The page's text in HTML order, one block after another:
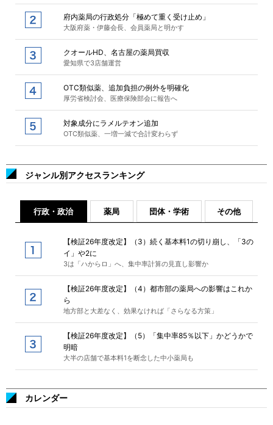
府内薬局の行政処分「極めて重く受け止め」
大阪府薬・伊藤会長、会員薬局と明かす
クオールHD、名古屋の薬局買収
愛知県で3店舗運営
OTC類似薬、追加負担の例外を明確化
厚労省検討会、医療保険部会に報告へ
対象成分にラメルテオン追加
OTC類似薬、一増一減で合計変わらず
ジャンル別アクセスランキング
行政・政治 薬局 団体・学術 その他
【検証26年度改定】（3）続く基本料1の切り崩し、「3の
イ」や2に
3は「ハからロ」へ、集中率計算の見直し影響か
【検証26年度改定】（4）都市部の薬局への影響はこれか
ら
地方部と大差なく、効果なければ「さらなる方策」
【検証26年度改定】（5）「集中率85％以下」かどうかで
明暗
大半の店舗で基本料1を断念した中小薬局も
カレンダー